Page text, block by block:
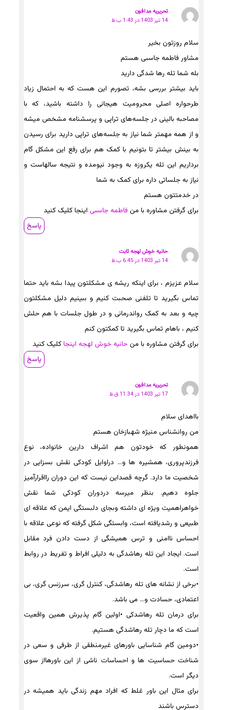
تحریریه مدافون
14 تیر 1403 در 1:43 ب.ظ
سلام روزتون بخیر
مشاور فاطمه جاسبی هستم
بله شما تله رها شدگی دارید
باید بیشتر بررسی بشه، تصورم این هست که به احتمال زیاد
طرحواره اصلی محرومیت هیجانی را داشته باشید، که با
مصاحبه بالینی در جلسه‌های تراپی و پرسشنامه مشخص میشه
و از همه مهمتر شما نیاز به جلسه‌های تراپی دارید برای رسیدن
به بینش بیشتر تا بتونیم با کمک هم برای رفع این مشکل گام
برداریم این تله یکروزه به وجود نیومده و نتیجه سالهاست و
نیاز به جلساتی داره برای کمک به شما
در خدمتتون هستم
برای گرفتن مشاوره با منفاطمه جاسبی اینجا کلیک کنید
پاسخ
حانیه خوش لهجه ثابت
14 تیر 1403 در 6:45 ب.ظ
سلام عزیزم ، برای اینکه ریشه ی مشکلتون پیدا بشه باید حتما
تماس بگیرید تا تلفنی صحبت کنیم و ببینیم دلیل مشکلتون
چیه و بعد به کمک رواندرمانی و در طول جلسات با هم حلش
کنیم ، باهام تماس بگیرید تا کمکتون کنم
برای گرفتن مشاوره با منحانیه خوش لهجه اینجاکلیک کنید
پاسخ
تحریریه مدافون
17 تیر 1403 در 11:34 ق.ظ
بااهدای سلام
من روانشناس منیژه شهبازخان هستم
همونطور که خودتون هم اشراف دارین خانواده، نوع
فرزندپروری، همشیره ها و… دراوایل کودکی نقش بسزایی در
شخصیت ما دارد. گرچه قصداین نیست که این دوران رااقرارآمیز
جلوه دهیم. بنظر میرسه دردوران کودکی شما نقش
خواهراهمیت ویژه ای داشته وبجای دلبستگی ایمن که علاقه ای
طبیعی و رشدیافته است، وابستگی شکل گرفته که نوعی علاقه با
احساس ناامنی و ترس همیشگی از دست دادن فرد مقابل
است. ایجاد این تله رهاشدگی به دلیلی افراط و تفریط در روابط
است.
•برخی از نشانه های تله رهاشدگی، کنترل گری، سرزنس گری، بی
اعتمادی، حسادت و… می باشد.
برای درمان تله رهاشدکی •اولین گام پذیرش همین واقعیت
است که ما دچار تله رهاشدگی هستیم.
•دومین گام شناسایی باورهای غیرمنطقی از طرفی و سعی در
شناخت حساسیت ها و احساسات ناشی از این باورهااز سوی
دیگر است.
برای مثال این باور غلط که افراد مهم زندگی باید همیشه در
دسترس باشند